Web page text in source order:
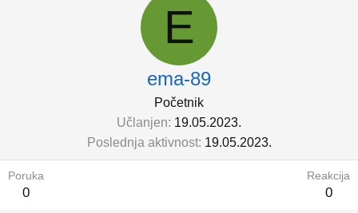
E
ema-89
Početnik
Učlanjen 19.05.2023.
Poslednja aktivnost 19.05.2023.
Poruka
0
Reakcija
0